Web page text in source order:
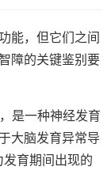
能，但它们之间
障的关键鉴别要
是一种神经发育
大脑发育异常导
育期间出现的